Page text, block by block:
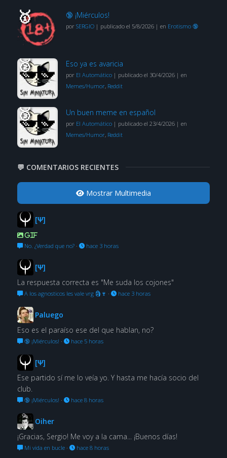
🔞 ¡Miérculos!
por SERGIO| publicado el 5/8/2026| en Erotismo 🔞
Eso ya es avaricia
por El Automático| publicado el 30/4/2026| en
Memes/Humor, Reddit
Un buen meme en español
por El Automático| publicado el 23/4/2026| en
Memes/Humor, Reddit
💬 COMENTARIOS RECIENTES
Mostrar Multimedia
[Ψ]
GIF
No. ¿Verdad que no?· hace 3 horas
[Ψ]
La respuesta correcta es "Me suda los cojones"
A los agnosticos les vale vrg 🗿🍷 · hace 3 horas
Paluego
Eso es el paraíso ese del que hablan, no?
🔞 ¡Miérculos! · hace 5 horas
[Ψ]
Ese partido sí me lo veía yo. Y hasta me hacía socio del
club.
🔞 ¡Miérculos! · hace 8 horas
Oiher
¡Gracias, Sergio! Me voy a la cama... ¡Buenos días!
Mi vida en bucle· hace 8 horas